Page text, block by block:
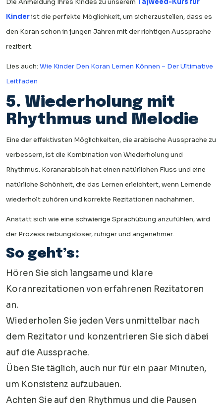
Kinderist die perfekte Möglichkeit, um sicherzustellen, dass es
den Koran schon in jungen Jahren mit der richtigen Aussprache
rezitiert.
Lies auch: Wie Kinder Den Koran Lernen Können – Der Ultimative
Leitfaden
5. Wiederholung mit
Rhythmus und Melodie
Eine der effektivsten Möglichkeiten, die arabische Aussprache zu
verbessern, ist die Kombination von Wiederholung und
Rhythmus. Koranarabisch hat einen natürlichen Fluss und eine
natürliche Schönheit, die das Lernen erleichtert, wenn Lernende
wiederholt zuhören und korrekte Rezitationen nachahmen.
Anstatt sich wie eine schwierige Sprachübung anzufühlen, wird
der Prozess reibungsloser, ruhiger und angenehmer.
So geht’s:
Hören Sie sich langsame und klare
Koranrezitationen von erfahrenen Rezitatoren
an.
Wiederholen Sie jeden Vers unmittelbar nach
dem Rezitator und konzentrieren Sie sich dabei
auf die Aussprache.
Üben Sie täglich, auch nur für ein paar Minuten,
um Konsistenz aufzubauen.
Achten Sie auf den Rhythmus und die Pausen